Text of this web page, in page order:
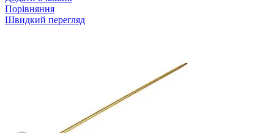
Порівняння
Швидкий перегляд